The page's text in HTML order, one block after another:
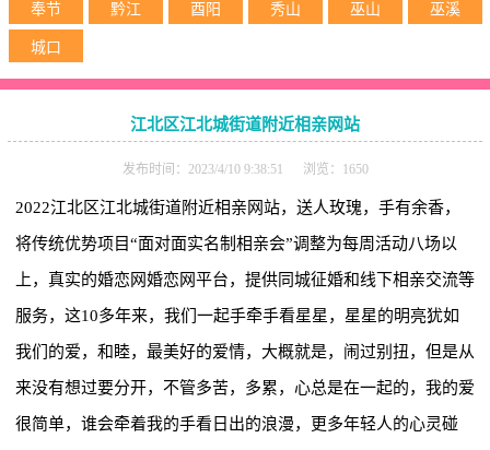
奉节 黔江 酉阳 秀山 巫山 巫溪
城口
江北区江北城街道附近相亲网站
发布时间：2023/4/10 9:38:51 浏览：1650
2022江北区江北城街道附近相亲网站，送人玫瑰，手有余香，
将传统优势项目“面对面实名制相亲会”调整为每周活动八场以
上，真实的婚恋网婚恋网平台，提供同城征婚和线下相亲交流等
服务，这10多年来，我们一起手牵手看星星，星星的明亮犹如
我们的爱，和睦，最美好的爱情，大概就是，闹过别扭，但是从
来没有想过要分开，不管多苦，多累，心总是在一起的，我的爱
很简单，谁会牵着我的手看日出的浪漫，更多年轻人的心灵碰